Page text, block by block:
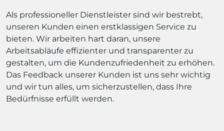
Als professioneller Dienstleister sind wir bestrebt,
unseren Kunden einen erstklassigen Service zu
bieten. Wir arbeiten hart daran, unsere
Arbeitsabläufe effizienter und transparenter zu
gestalten, um die Kundenzufriedenheit zu erhöhen.
Das Feedback unserer Kunden ist uns sehr wichtig
und wir tun alles, um sicherzustellen, dass Ihre
Bedürfnisse erfüllt werden.